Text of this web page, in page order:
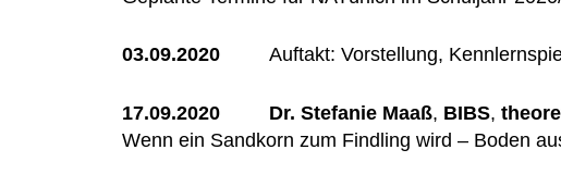
03.09.2020 Auftakt: Vorstellung,
17.09.2020 Dr. Stefanie Maaß, BIBS,
Wenn ein Sandkorn zum Findling wird – Boden